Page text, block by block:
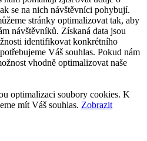
se na nich návštěvníci pohybují.
stránky optimalizovat tak, aby
návštěvníků. Získaná data jsou
identifikovat konkrétního
Váš souhlas. Pokud nám
vhodně optimalizovat naše
optimalizaci soubory cookies. K
mít Váš souhlas. Zobrazit